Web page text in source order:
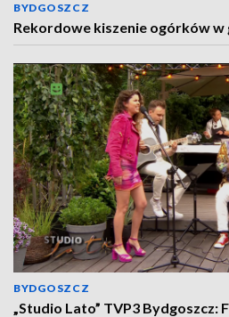
BYDGOSZCZ
Rekordowe kiszenie ogórków w
BYDGOSZCZ
„Studio Lato” TVP3 Bydgoszcz: